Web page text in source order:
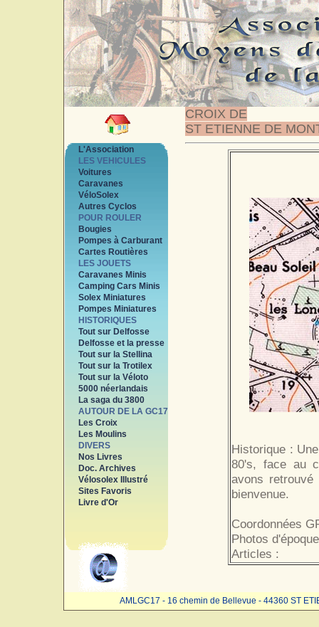
CROIX DE
ST ETIENNE DE
L'Association
LES VEHICULES
Voitures
Caravanes
VéloSolex
Autres Cyclos
POUR ROULER
Bougies
Pompes à Carburant
Cartes Routières
LES JOUETS
Caravanes Minis
Camping Cars Minis
Solex Miniatures
Pompes Miniatures
HISTORIQUES
Tout sur Delfosse
Delfosse et la presse
Tout sur la Stellina
Tout sur la Trotilex
Tout sur la Véloto
5000 néerlandais
La saga du 3800
AUTOUR DE LA GC17
Les Croix
Les Moulins
DIVERS
Nos Livres
Doc. Archives
Vélosolex Illustré
Sites Favoris
Livre d'Or
Historique :
80's, face au
avons
bienvenue.
Coordonnées
Photos
Articles :
AMLGC17 - 16 chemin de Bellevue - 44360 ST